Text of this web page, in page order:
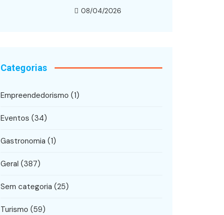
08/04/2026
Categorias
Empreendedorismo (1)
Eventos (34)
Gastronomia (1)
Geral (387)
Sem categoria (25)
Turismo (59)